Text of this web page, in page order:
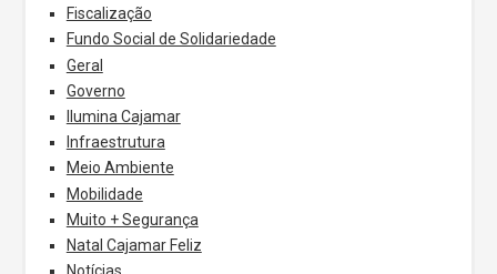
Fiscalização
Fundo Social de Solidariedade
Geral
Governo
Ilumina Cajamar
Infraestrutura
Meio Ambiente
Mobilidade
Muito + Segurança
Natal Cajamar Feliz